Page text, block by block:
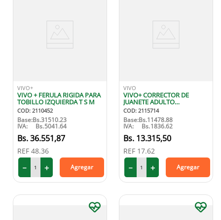
VIVO+
VIVO + FERULA RIGIDA PARA
TOBILLO IZQUIERDA T S M
COD: 2110452
Base:Bs.31510.23
IVA: Bs.5041.64
36.551,87
REF 48.36
＋
－ Agregar
VIVO
VIVO+ CORRECTOR DE
JUANETE ADULTO
IZQUIERDO
COD: 2115714
Base:Bs.11478.88
IVA: Bs.1836.62
13.315,50
REF 17.62
＋
－ Agregar